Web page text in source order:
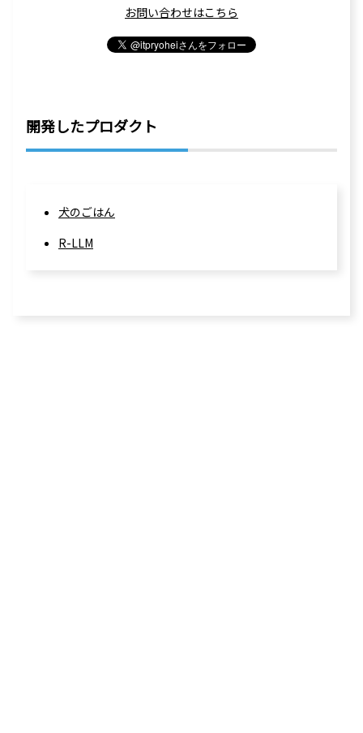
お問い合わせはこちら
開発したプロダクト
犬のごはん
R-LLM